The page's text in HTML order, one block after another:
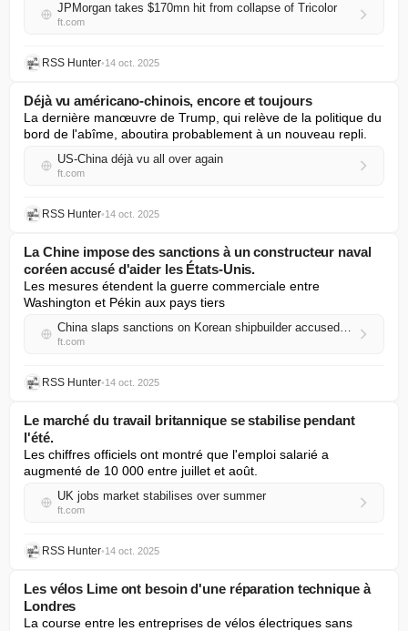
JPMorgan takes $170mn hit from collapse of Tricolor
ft.com
RSS Hunter•14 oct. 2025
Déjà vu américano-chinois, encore et toujours
La dernière manœuvre de Trump, qui relève de la politique du
bord de l'abîme, aboutira probablement à un nouveau repli.
US-China déjà vu all over again
ft.com
RSS Hunter•14 oct. 2025
La Chine impose des sanctions à un constructeur naval
coréen accusé d'aider les États-Unis.
Les mesures étendent la guerre commerciale entre
Washington et Pékin aux pays tiers
China slaps sanctions on Korean shipbuilder accused of helping US
ft.com
RSS Hunter•14 oct. 2025
Le marché du travail britannique se stabilise pendant
l'été.
Les chiffres officiels ont montré que l'emploi salarié a
augmenté de 10 000 entre juillet et août.
UK jobs market stabilises over summer
ft.com
RSS Hunter•14 oct. 2025
Les vélos Lime ont besoin d'une réparation technique à
Londres
La course entre les entreprises de vélos électriques sans